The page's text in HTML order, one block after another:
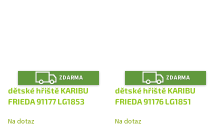
Z
D
A
R
M
ZDARMA
dětské hřiště KARIBU
FRIEDA 91177 LG1853
Na dotaz
Z
D
A
R
M
ZDARMA
dětské hřiště KARIBU
FRIEDA 91176 LG1851
Na dotaz